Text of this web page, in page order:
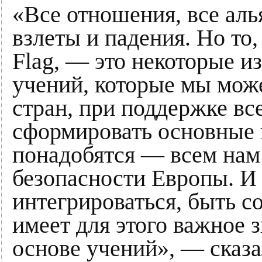
«Все отношения, все
взлеты и падения. Но
Flag, — это некоторые
учений, которые мы
стран, при поддержке
сформировать
понадобятся — всем
безопасности Европы. И
интегрироваться, быть
имеет для этого важное
основе учений», —